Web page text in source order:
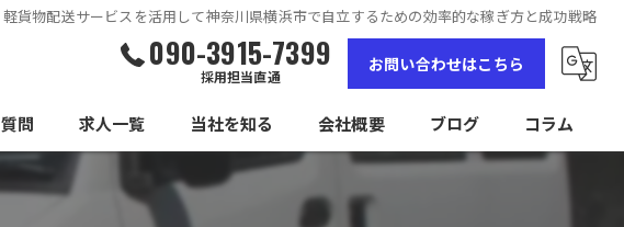
軽貨物配送サービスを活用して神奈川県横浜市で自立するための効率的な稼ぎ方と成功戦略
090-3915-7399
採用担当直通
お問い合わせはこちら
問 求人一覧 当社を知る 会社概要 ブログ コラム